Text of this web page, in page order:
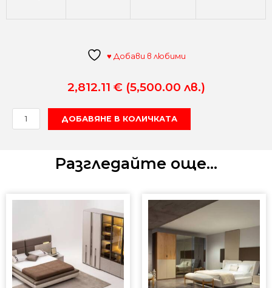
♥ Добави в любими
2,812.11 € (5,500.00 лв.)
за
ДОБАВЯНЕ В КОЛИЧКАТА
Разгледайте още...